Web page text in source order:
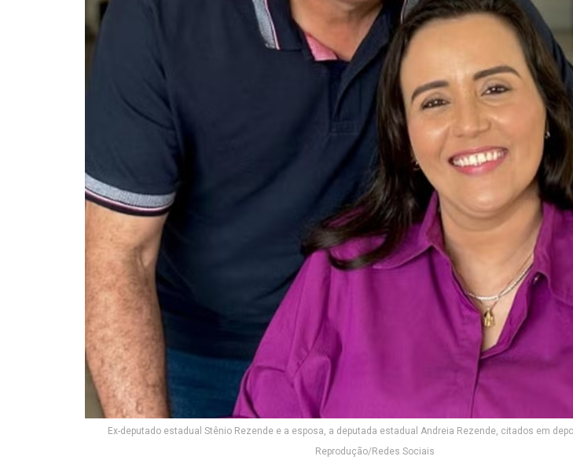
Ex-deputado estadual Stênio Rezende e a esposa, a deputada estadual Andreia Rezende, citados em
Reprodução/Redes Sociais